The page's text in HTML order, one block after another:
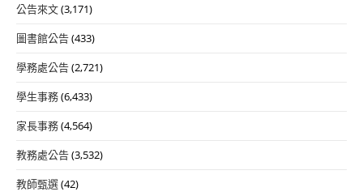
公告來文(3,171)
圖書館公告(433)
學務處公告(2,721)
學生事務(6,433)
家長事務(4,564)
教務處公告(3,532)
教師甄選(42)